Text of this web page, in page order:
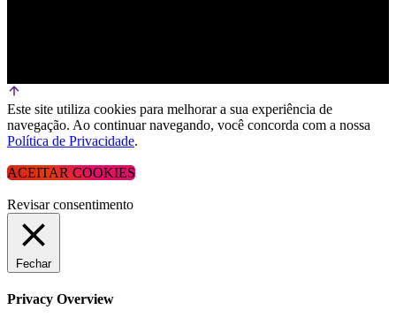
Este site utiliza cookies para melhorar a sua experiência de
navegação. Ao continuar navegando, você concorda com a nossa
Política de Privacidade.
ACEITAR COOKIES
Revisar consentimento
Fechar
Privacy Overview